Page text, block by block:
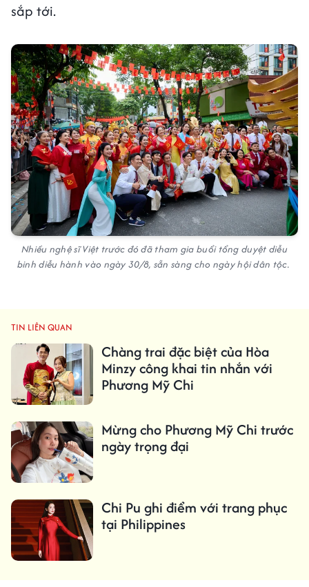
sắp tới.
Nhiều nghệ sĩ Việt trước đó đã tham gia buổi tổng duyệt diễu
binh diễu hành vào ngày 30/8, sẵn sàng cho ngày hội dân tộc.
TIN LIÊN QUAN
Chàng trai đặc biệt của Hòa
Minzy công khai tin nhắn với
Phương Mỹ Chi
Mừng cho Phương Mỹ Chi trước
ngày trọng đại
Chi Pu ghi điểm với trang phục
tại Philippines